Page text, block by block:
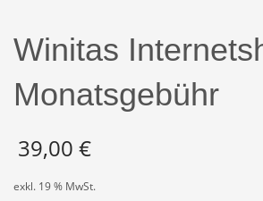
Winitas
Monatsgebühr
39,00 €
exkl. 19 % MwSt.